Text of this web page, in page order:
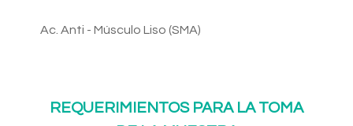
Ac. Anti - Músculo Liso (SMA)
REQUERIMIENTOS PARA LA TOMA